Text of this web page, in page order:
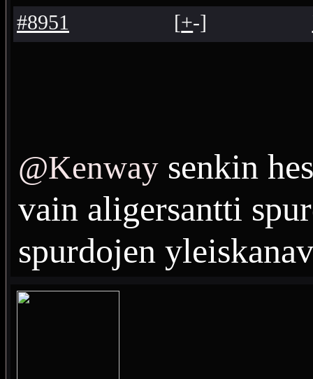
#8951 [+-]
@Kenway senkin
vain aligersantti
spurdojen